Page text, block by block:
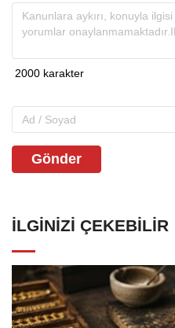
Gönder
İLGINIZI ÇEKEBILIR